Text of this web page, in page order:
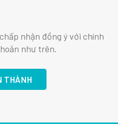
nhận đồng ý với chính
như trên.